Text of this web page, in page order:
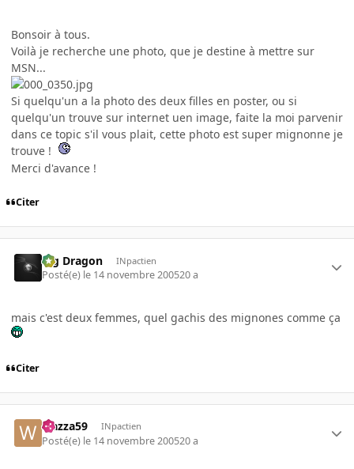
Bonsoir à tous.
Voilà je recherche une photo, que je destine à mettre sur
MSN...
Si quelqu'un a la photo des deux filles en poster, ou si
quelqu'un trouve sur internet uen image, faite la moi parvenir
dans ce topic s'il vous plait, cette photo est super mignonne je
trouve !
Merci d'avance !
Citer
Big Dragon INpactien
Posté(e) le 14 novembre 200520 a
mais c'est deux femmes, quel gachis des mignones comme ça
Citer
wazza59 INpactien
Posté(e) le 14 novembre 200520 a